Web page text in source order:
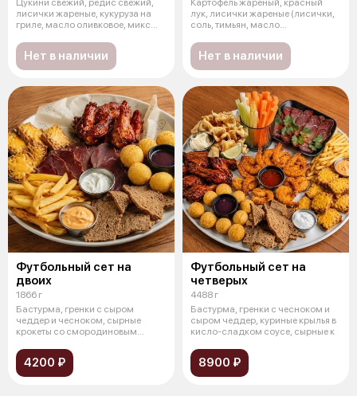
лисички жареные, кукуруза на
гриле, масло оливковое, микс
Нет в наличии
лук, лисички жареные (лисички,
соль, тимьян, масло
Нет в наличии
Футбольный сет на
двоих
1866 г
Бастурма, гренки с сыром
чеддер и чесноком, сырные
крокеты со смородиновым
4200 ₽
Футбольный сет на
четверых
4488 г
Бастурма, гренки с чесноком и
сыром чеддер, куриные крылья в
кисло-сладком соусе, сырные к
8900 ₽